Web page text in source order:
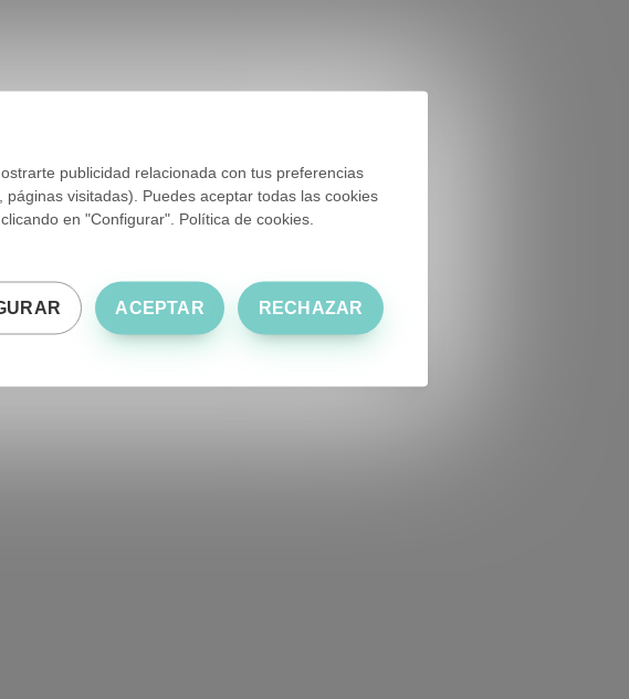
publicidad relacionada con tus preferencias
visitadas). Puedes aceptar todas las cookies
en "Configurar". Política de cookies.
ACEPTAR RECHAZAR